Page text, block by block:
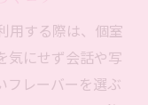
用する際は、個室
気にせず会話や写
フレーバーを選ぶ